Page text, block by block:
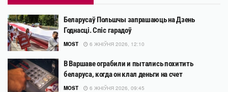
Беларусаў Польшчы запрашаюць на Дзень
Годнасці. Спіс гарадоў
MOST 6 ЖНІЎНЯ 2026, 12:10
В Варшаве ограбили и пытались похитить
беларуса, когда он клал деньги на счет
MOST 6 ЖНІЎНЯ 2026, 09:45